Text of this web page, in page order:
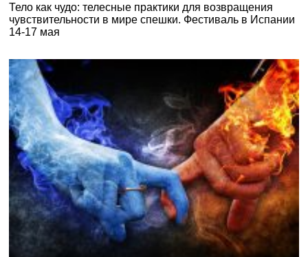
Тело как чудо: телесные практики для возвращения
чувствительности в мире спешки. Фестиваль в Испании
14-17 мая